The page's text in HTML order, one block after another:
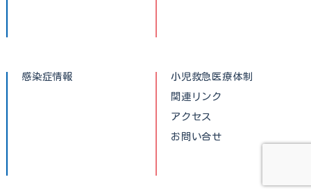
感染症情報
小児救急医療体制
関連リンク
アクセス
お問い合せ